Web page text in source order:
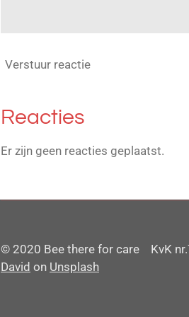
Verstuur reactie
Reacties
Er zijn geen reacties geplaatst.
© 2020 Bee there for care KvK
David on Unsplash